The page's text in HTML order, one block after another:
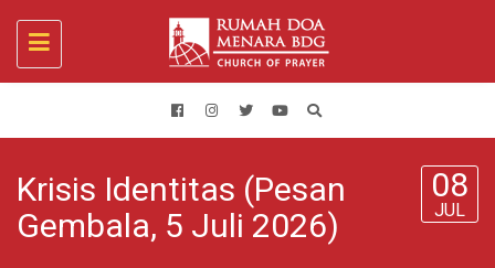
Toggle
navigation
Krisis Identitas (Pesan
Gembala, 5 Juli 2026)
08
JUL